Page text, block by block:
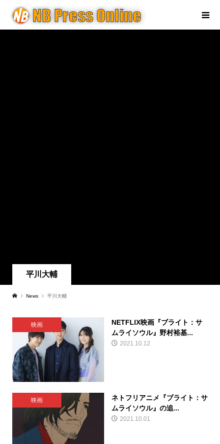
平川大輔
News 平川大輔
映画
NETFLIX映画『ブライト：サ
ムライソウル』野村裕基...
2021.10.12
映画
ネトフリアニメ『ブライト：サ
ムライソウル』の追...
2021.10.01